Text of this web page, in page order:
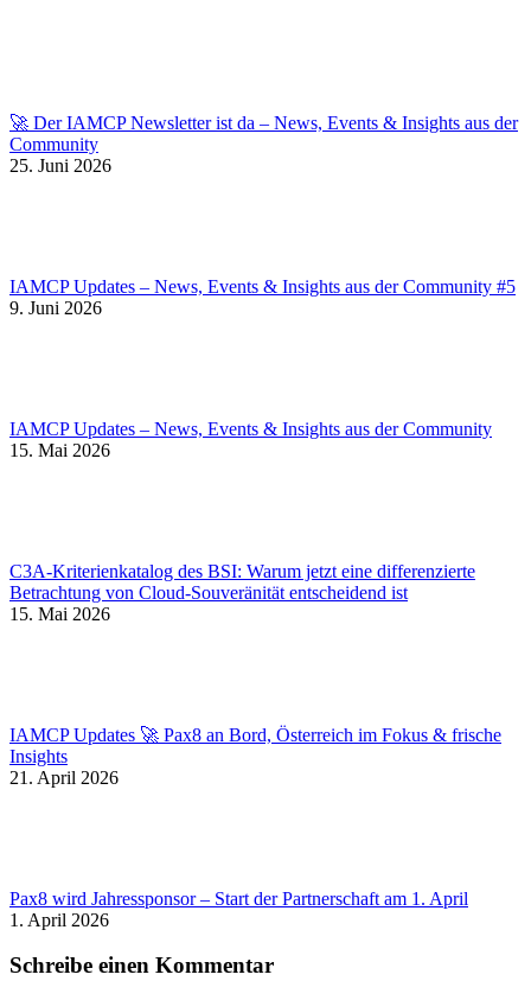
🚀 Der IAMCP Newsletter ist da – News, Events & Insights aus der
Community
25. Juni 2026
IAMCP Updates – News, Events & Insights aus der Community #5
9. Juni 2026
IAMCP Updates – News, Events & Insights aus der Community
15. Mai 2026
C3A-Kriterienkatalog des BSI: Warum jetzt eine differenzierte
Betrachtung von Cloud-Souveränität entscheidend ist
15. Mai 2026
IAMCP Updates 🚀 Pax8 an Bord, Österreich im Fokus & frische
Insights
21. April 2026
Pax8 wird Jahressponsor – Start der Partnerschaft am 1. April
1. April 2026
Schreibe einen Kommentar